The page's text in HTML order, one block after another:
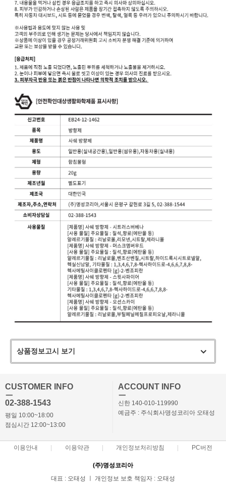
상품정보고시 보기
CUSTOMER INFO
ㅡ
02-388-1543
평일 10:00~18:00
점심시간 12:00~13:00
ACCOUNT INFO
ㅡ
신한 140-010-119990
예금주 : 주식회사명성코리아 오태성
이용안내 이용약관 개인정보처리방침 PC버전
(주)명성코리아
대표 : 오태성 ㅣ 개인정보 보호 책임자 : 오태성